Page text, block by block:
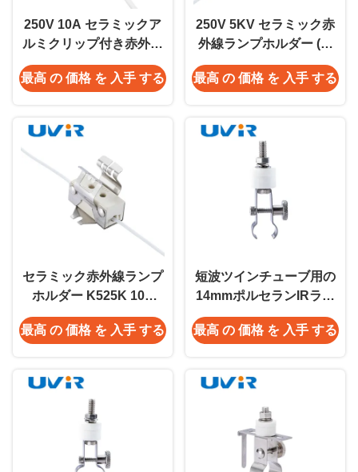
250V 10A セラミックア
ルミクリップ付き赤外線
ランプホルダー
最高 の 価格 を 入手 する
250V 5KV セラミック赤
外線ランプホルダー (ヒ
ーター用)
最高 の 価格 を 入手 する
セラミック赤外線ランプ
ホルダー K525K 10A
250V
最高 の 価格 を 入手 する
短波ツインチューブ用の
14mmポルセランIRラン
プホルダー
最高 の 価格 を 入手 する